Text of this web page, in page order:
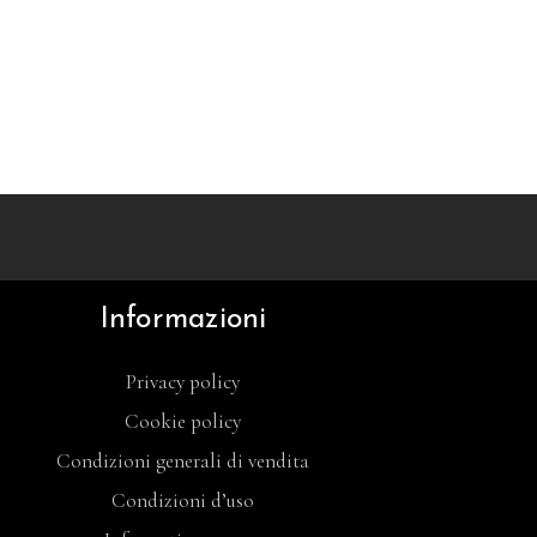
Informazioni
Privacy policy
Cookie policy
Condizioni generali di vendita
Condizioni d’uso